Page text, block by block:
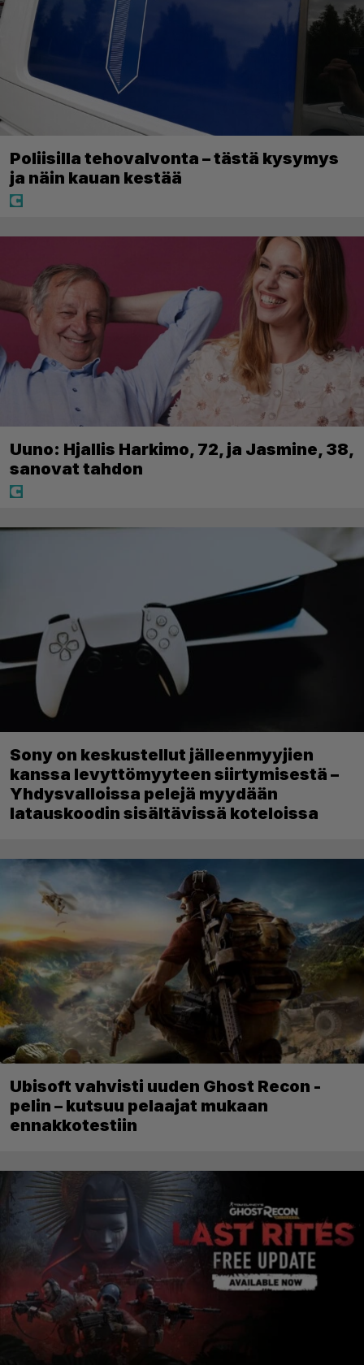
Poliisilla tehovalvonta – tästä kysymys
ja näin kauan kestää
Uuno: Hjallis Harkimo, 72, ja Jasmine, 38,
sanovat tahdon
Sony on keskustellut jälleenmyyjien
kanssa levyttömyyteen siirtymisestä –
Yhdysvalloissa pelejä myydään
latauskoodin sisältävissä koteloissa
Ubisoft vahvisti uuden Ghost Recon -
pelin – kutsuu pelaajat mukaan
ennakkotestiin